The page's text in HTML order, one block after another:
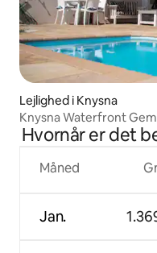
Lejlighed i Knysna
Knysna Waterfront
Hvornår er det
Måned
Jan.